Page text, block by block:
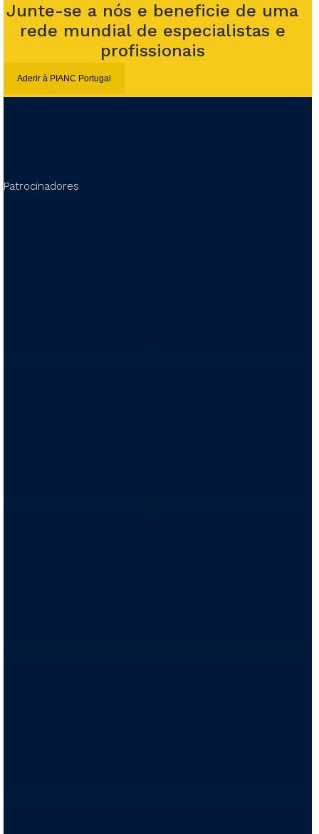
Junte-se a nós e beneficie de uma
rede mundial de especialistas e
profissionais
Aderir à PIANC Portugal
Patrocinadores